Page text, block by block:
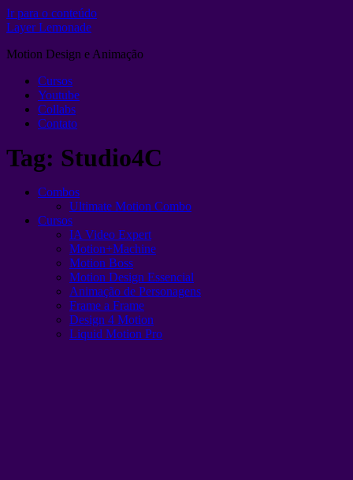
Ir para o conteúdo
Layer Lemonade
Motion Design e Animação
Cursos
Youtube
Collabs
Contato
Tag: Studio4C
Combos
Ultimate Motion Combo
Cursos
IA Video Expert
Motion+Machine
Motion Boss
Motion Design Essencial
Animação de Personagens
Frame a Frame
Design 4 Motion
Liquid Motion Pro